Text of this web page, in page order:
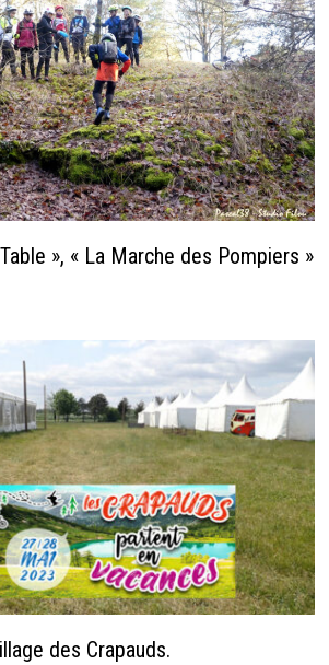
», « La Marche des Pompiers »
des Crapauds.